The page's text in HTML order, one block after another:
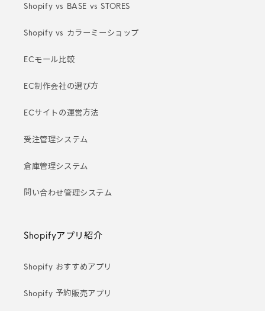
Shopify vs BASE vs STORES
Shopify vs カラーミーショップ
ECモール比較
EC制作会社の選び方
ECサイトの運営方法
受注管理システム
倉庫管理システム
問い合わせ管理システム
Shopifyアプリ紹介
Shopify おすすめアプリ
Shopify 予約販売アプリ